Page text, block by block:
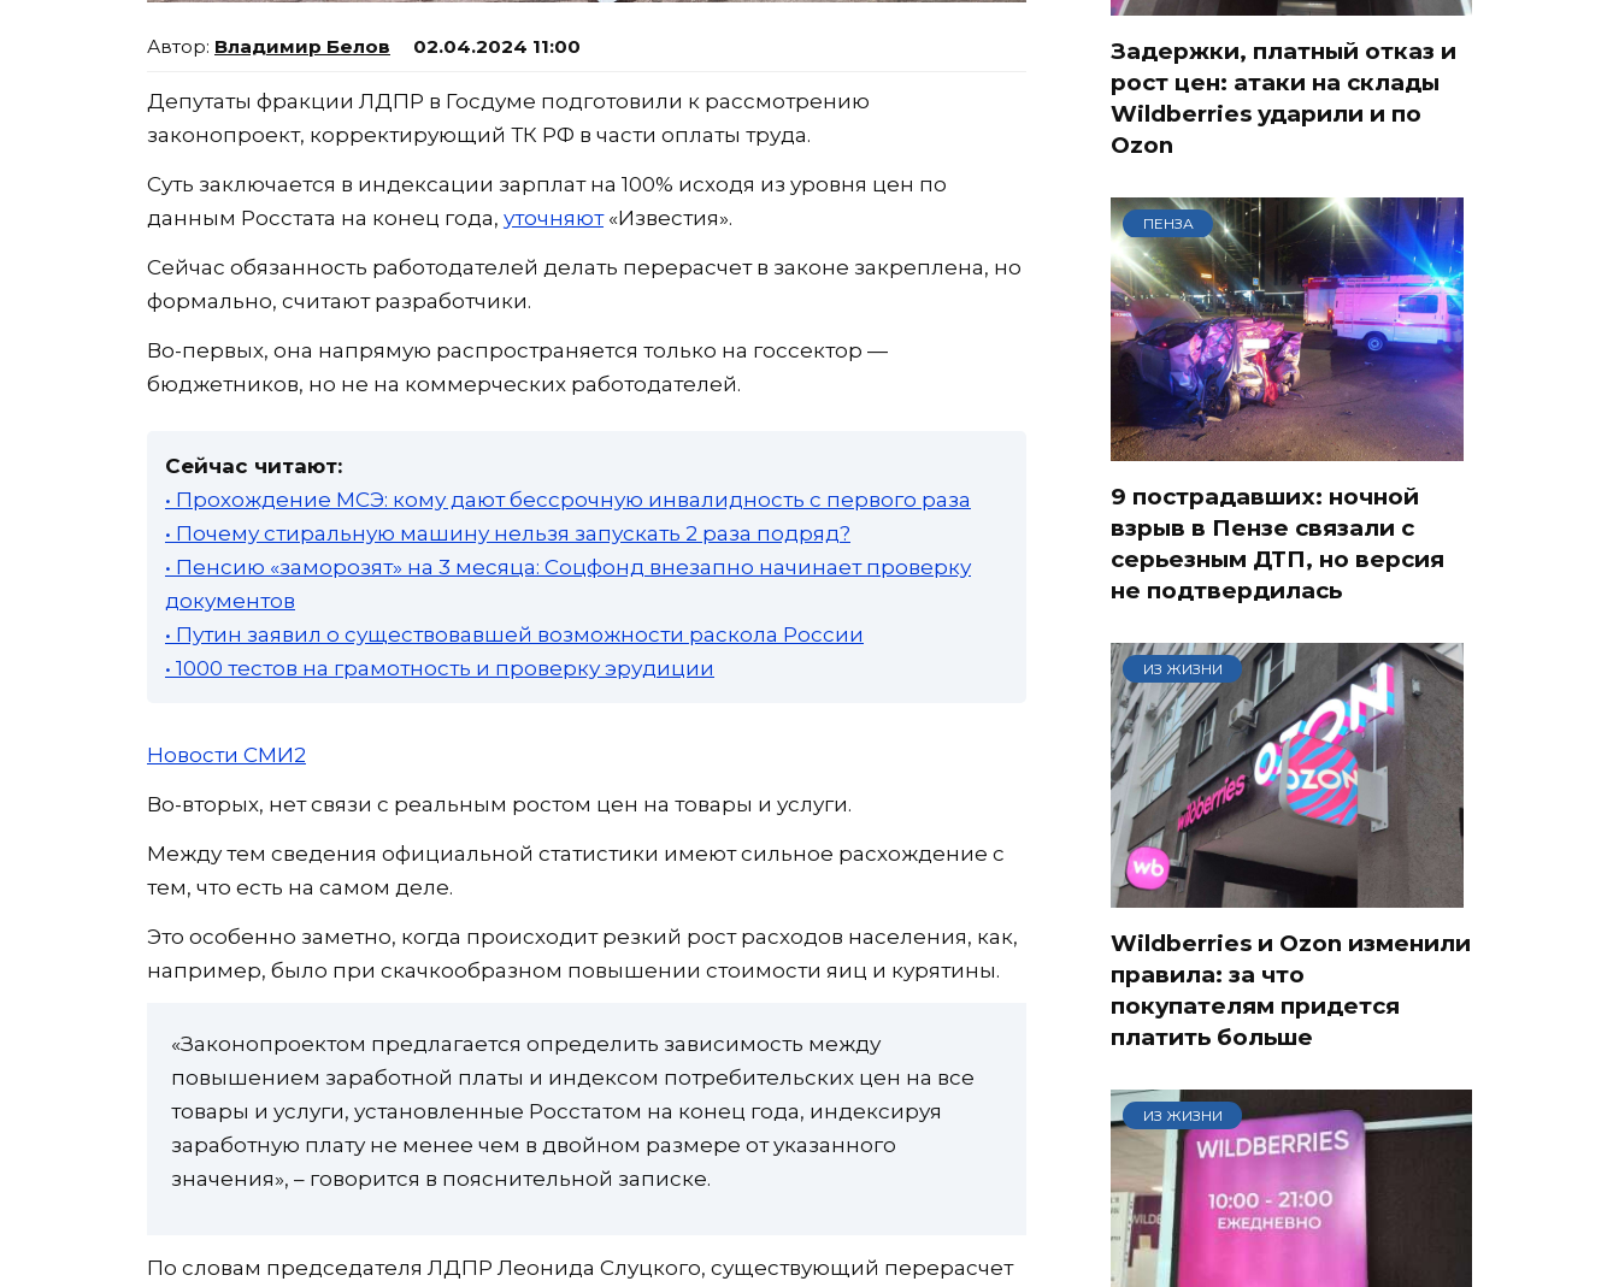
Владимир Белов 02.04.2024 11:00
Депутаты фракции ЛДПР в Госдуме подготовили к рассмотрению
законопроект, корректирующий ТК РФ в части оплаты труда.
Суть заключается в индексации зарплат на 100% исходя из уровня цен по
данным Росстата на конец года, уточняют«Известия».
Сейчас обязанность работодателей делать перерасчет в законе закреплена, но
формально, считают разработчики.
Во-первых, она напрямую распространяется только на госсектор —
бюджетников, но не на коммерческих работодателей.
Сейчас читают:
• Прохождение МСЭ: кому дают бессрочную инвалидность с первого раза
• Почему стиральную машину нельзя запускать 2 раза подряд?
• Пенсию «заморозят» на 3 месяца: Соцфонд внезапно начинает проверку
документов
• Путин заявил о существовавшей возможности раскола России
• 1000 тестов на грамотность и проверку эрудиции
Новости СМИ2
Во-вторых, нет связи с реальным ростом цен на товары и услуги.
Между тем сведения официальной статистики имеют сильное расхождение с
тем, что есть на самом деле.
Это особенно заметно, когда происходит резкий рост расходов населения, как,
например, было при скачкообразном повышении стоимости яиц и курятины.
«Законопроектом предлагается определить зависимость между
повышением заработной платы и индексом потребительских цен на все
товары и услуги, установленные Росстатом на конец года, индексируя
заработную плату не менее чем в двойном размере от указанного
значения», – говорится в пояснительной записке.
По словам председателя ЛДПР Леонида Слуцкого, существующий перерасчет
Задержки, платный отказ и
рост цен: атаки на склады
Wildberries ударили и по
Ozon
ПЕНЗА
9 пострадавших: ночной
взрыв в Пензе связали с
серьезным ДТП, но версия
не подтвердилась
ИЗ ЖИЗНИ
Wildberries и Ozon изменили
правила: за что
покупателям придется
платить больше
ИЗ ЖИЗНИ